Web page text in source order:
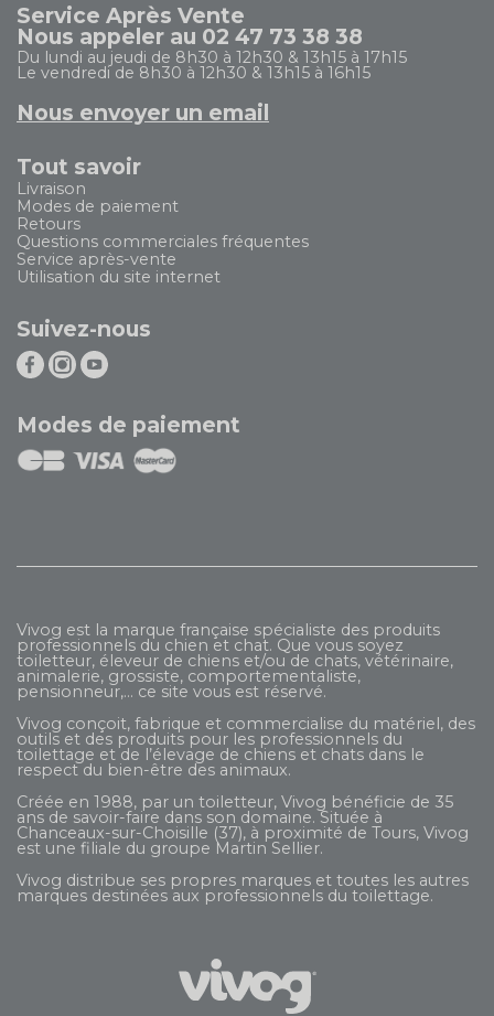
Service Après Vente
Nous appeler au 02 47 73 38 38
Du lundi au jeudi de 8h30 à 12h30 & 13h15 à 17h15
Le vendredi de 8h30 à 12h30 & 13h15 à 16h15
Nous envoyer un email
Tout savoir
Livraison
Modes de paiement
Retours
Questions commerciales fréquentes
Service après-vente
Utilisation du site internet
Suivez-nous
Modes de paiement
Vivog est la marque française spécialiste des produits
professionnels du chien et chat. Que vous soyez
toiletteur, éleveur de chiens et/ou de chats, vétérinaire,
animalerie, grossiste, comportementaliste,
pensionneur,... ce site vous est réservé.
Vivog conçoit, fabrique et commercialise du matériel, des
outils et des produits pour les professionnels du
toilettage et de l’élevage de chiens et chats dans le
respect du bien-être des animaux.
Créée en 1988, par un toiletteur, Vivog bénéficie de 35
ans de savoir-faire dans son domaine. Située à
Chanceaux-sur-Choisille (37), à proximité de Tours, Vivog
est une filiale du groupe Martin Sellier.
Vivog distribue ses propres marques et toutes les autres
marques destinées aux professionnels du toilettage.